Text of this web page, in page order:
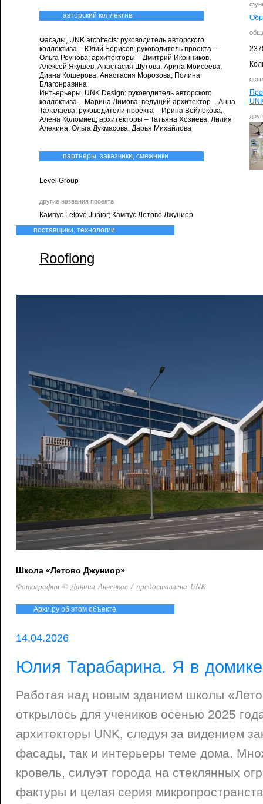
авторский коллектив
Фасады, UNK architects: руководитель авторского
коллектива – Юлий Борисов; руководитель проекта –
Ольга Реунова; архитекторы – Дмитрий Иконников,
Алексей Якушев, Анастасия Шутова, Арина Моисеева,
Диана Кошерова, Анастасия Морозова, Полина
Благонравина
Интьерьеры, UNK Design: руководитель авторского
коллектива – Марина Димова; ведущий архитектор – Анна
Талалаева; руководители проекта – Ирина Войлокова,
Алена Коломиец; архитекторы – Татьяна Хозиева, Лилия
Алехина, Ольга Дукмасова, Дарья Михайлова
партнеры, заказчики, смежники
Level Group
другие названия проекта
Кампус Letovo.Junior; Кампус Летово.Джуниор
поставщики, технологии
Rooflong
Школа «Летово Джуниор»
Фотография © Даниил Анненков / предоставлена UNK
Архи.ру об этом объекте:
14.04.2026
Юлия Тарабарина. Я в домике
Работая над новым зданием школы
открылось для учеников осенью 2025
архитекторы UNK, следуя за видением
фасады, так и интерьеры теме дома.
кровель, силуэт города на стеклянных
фактуры и целая серия